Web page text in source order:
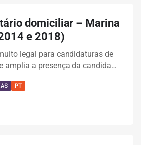
domiciliar – Marina
e 2018)
legal para candidaturas de
amplia a presença da candida…
PT